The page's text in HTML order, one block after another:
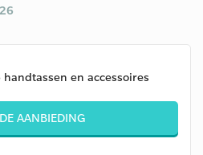
en accessoires
AANBIEDING